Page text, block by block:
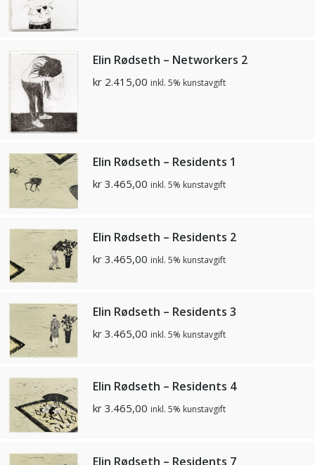
Elin Rødseth – Networkers 2
kr 2.415,00 inkl. 5% kunstavgift
Elin Rødseth – Residents 1
kr 3.465,00 inkl. 5% kunstavgift
Elin Rødseth – Residents 2
kr 3.465,00 inkl. 5% kunstavgift
Elin Rødseth – Residents 3
kr 3.465,00 inkl. 5% kunstavgift
Elin Rødseth – Residents 4
kr 3.465,00 inkl. 5% kunstavgift
Elin Rødseth – Residents 7